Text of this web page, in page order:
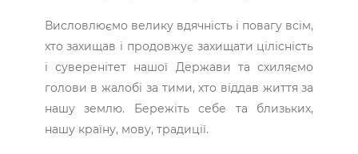
Висловлюємо велику вдячність і повагу всім,
хто захищав і продовжує захищати цілісність
і суверенітет нашої Держави та схиляємо
голови в жалобі за тими, хто віддав життя за
нашу землю. Бережіть себе та близьких,
нашу країну, мову, традиції.